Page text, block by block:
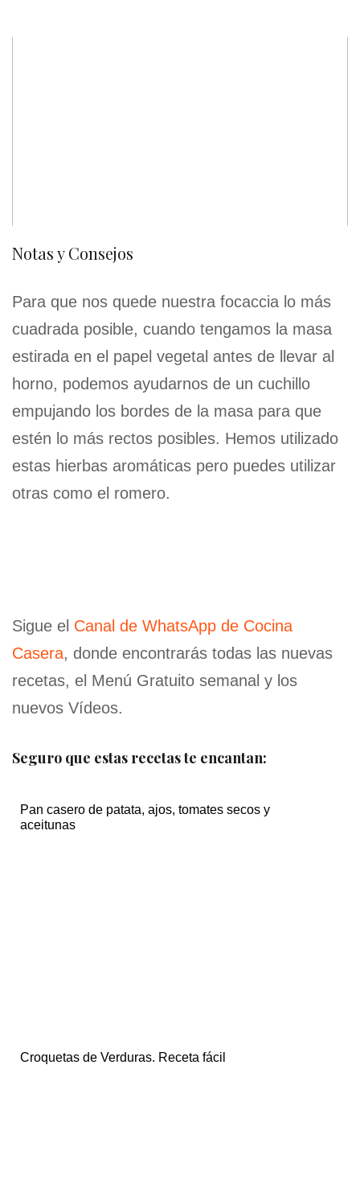
Notas y Consejos
Para que nos quede nuestra focaccia lo más
cuadrada posible, cuando tengamos la masa
estirada en el papel vegetal antes de llevar al
horno, podemos ayudarnos de un cuchillo
empujando los bordes de la masa para que
estén lo más rectos posibles. Hemos utilizado
estas hierbas aromáticas pero puedes utilizar
otras como el romero.
Sigue el Canal de WhatsApp de Cocina
Casera, donde encontrarás todas las nuevas
recetas, el Menú Gratuito semanal y los
nuevos Vídeos.
Seguro que estas recetas te encantan:
Pan casero de patata, ajos, tomates secos y
aceitunas
Croquetas de Verduras. Receta fácil